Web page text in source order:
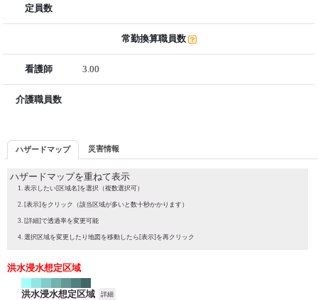
定員数
常勤換算職員数
看護師 3.00
介護職員数
ハザードマップ 災害情報
ハザードマップを重ねて表示
表示したい[区域名]を選択（複数選択可）
[表示]をクリック（該当区域が多いと数十秒かかります）
[詳細]で透過率を変更可能
選択区域を変更したり地図を移動したら[表示]を再クリック
洪水浸水想定区域
洪水浸水想定区域 詳細